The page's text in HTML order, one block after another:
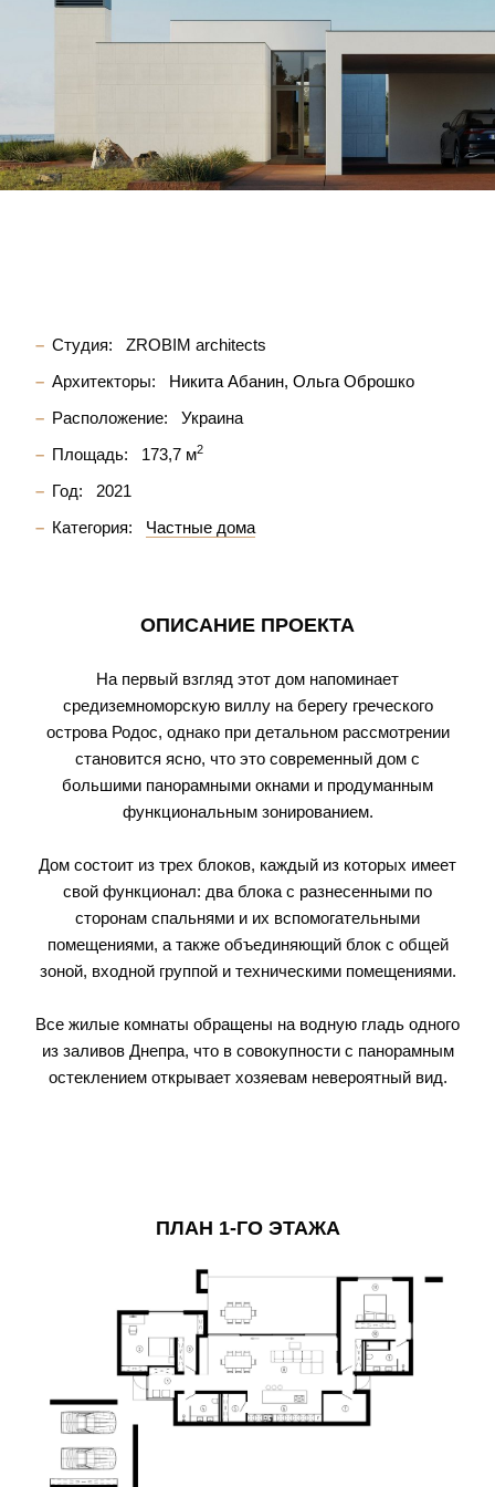
Студия:
ZROBIM architects
Архитекторы:
Никита Абанин Ольга Оброшко
Расположение:
Украина
Площадь:
173,7 м2
Год:
2021
Категория:
Частные дома
ОПИСАНИЕ ПРОЕКТА
На первый взгляд этот дом напоминает
средиземноморскую виллу на берегу греческого
острова Родос, однако при детальном рассмотрении
становится ясно, что это современный дом с
большими панорамными окнами и продуманным
функциональным зонированием.
Дом состоит из трех блоков, каждый из которых имеет
свой функционал: два блока с разнесенными по
сторонам спальнями и их вспомогательными
помещениями, а также объединяющий блок с общей
зоной, входной группой и техническими помещениями.
Все жилые комнаты обращены на водную гладь одного
из заливов Днепра, что в совокупности с панорамным
остеклением открывает хозяевам невероятный вид.
ПЛАН 1-ГО ЭТАЖА